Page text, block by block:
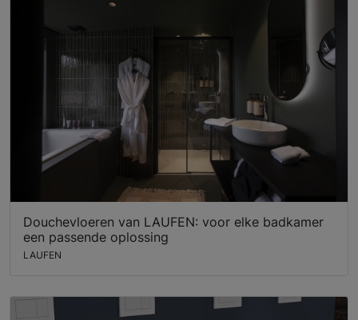
Douchevloeren van LAUFEN: voor elke badkamer
een passende oplossing
LAUFEN